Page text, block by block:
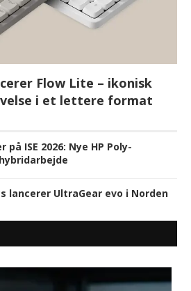
Flow Lite – ikonisk
i et lettere format
på ISE 2026: Nye HP Poly-
lancerer UltraGear evo i Norden